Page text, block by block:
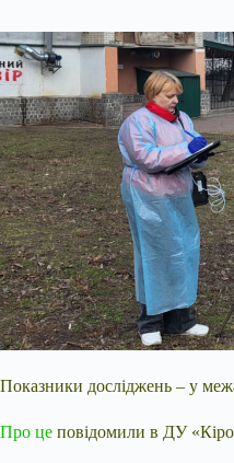
Показники досліджень – у
Про це повідомили в ДУ